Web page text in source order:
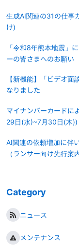
生成AI関連の31の仕事
け)
「令和8年熊本地震」
ーの皆さまへのお願い
【新機能】「ビデオ
なりました
マイナンバーカードに
29日(水)~7月30日(木))
AI関連の依頼増加に伴
（ランサー向け先行案
Category
ニュース
メンテナンス